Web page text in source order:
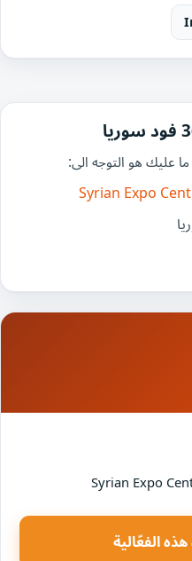
عليك هو التوجه الى:
Syrian Expo
Syrian Expo
الفعّالية